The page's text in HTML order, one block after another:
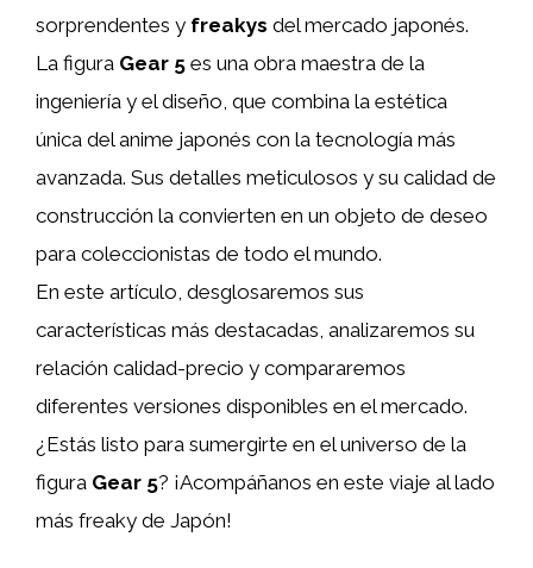
sorprendentes y freakys del mercado japonés.
La figura Gear 5 es una obra maestra de la
ingeniería y el diseño, que combina la estética
única del anime japonés con la tecnología más
avanzada. Sus detalles meticulosos y su calidad de
construcción la convierten en un objeto de deseo
para coleccionistas de todo el mundo.
En este artículo, desglosaremos sus
características más destacadas, analizaremos su
relación calidad-precio y compararemos
diferentes versiones disponibles en el mercado.
¿Estás listo para sumergirte en el universo de la
figura Gear 5? ¡Acompáñanos en este viaje al lado
más freaky de Japón!